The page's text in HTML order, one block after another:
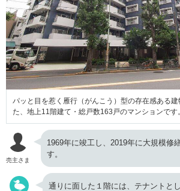
パッと目を惹く雁行（がんこう）型の存在感ある
た、地上11階建て・総戸数163戸のマンションです。
売主さま
1969年に竣工し、2019年に大規模修
す。
通りに面した１階には、テナントと